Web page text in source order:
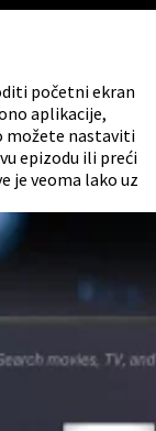
početni ekran
aplikacije,
možete nastaviti
epizodu ili preći
je veoma lako uz